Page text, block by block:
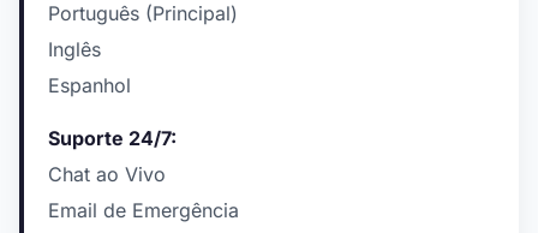
Português (Principal)
Inglês
Espanhol
Suporte 24/7:
Chat ao Vivo
Email de Emergência